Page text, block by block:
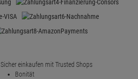
Sicher einkaufen mit Trusted Shops
Bonität